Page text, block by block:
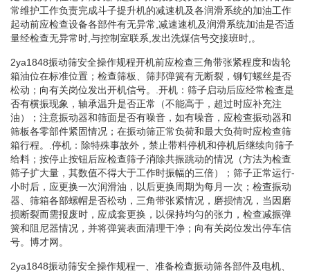
常维护工作负责完成斗子提升机的减速机及各润滑系统的加油工作
起动前应检查设备各部件有无异常,减速速机及润滑系统加油是否适
量经检查无异常时,与控制室联系,发出洗煤信号交接班时,。
2ya1848振动筛安全操作规程开机前应检查三角带张紧程度和齿轮
箱油位在标准位置；检查筛板、筛邦弹簧有无断裂，铆钉螺丝是否
松动；向有关岗位发出开机信号。.开机：筛子启动后应经常检查是
否有横振现象，轴承温升是否正常（不能高于，超过时应补充注
油）；注意振动器和筛面是否有噪音，如有噪音，应检查振动器和
筛板各零部件紧固情况；在振动筛正常负荷和最大负荷时应检查筛
箱行程。.停机：除特殊事故外，禁止带料停机和停机后继续向筛子
给料；按停止按钮后应检查筛子消除共振跳动的情况（方法为检查
筛子扩大量，其数值不得大于工作时振幅的三倍）；筛子正常运行-
小时后，应更换一次润滑油，以后更换周期为每月一次；检查振动
器、筛箱各部螺帽是否松动，三角带张紧情况，磨损情况，当因磨
损断裂而需报废时，应成套更换，以保持均匀的张力，检查减振弹
簧和阻尼器情况，并将弹簧表面清理干净；向有关岗位发出停车信
号。博才网。
2ya1848振动筛安全操作规程一、准备检查振动筛各部件及电机、